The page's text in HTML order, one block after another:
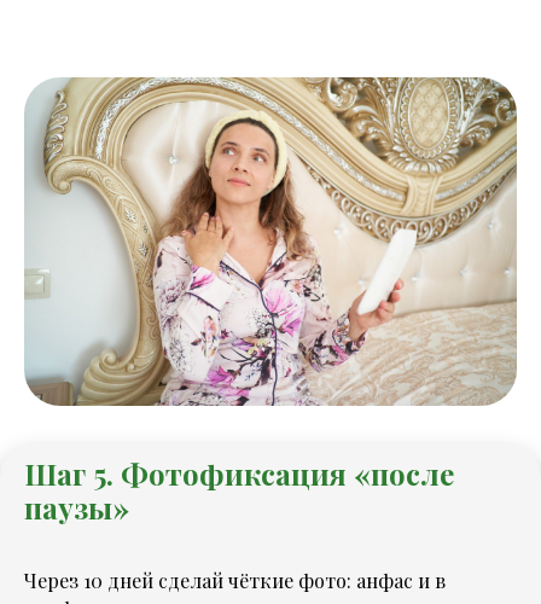
Шаг 5. Фотофиксация «после
паузы»
Через 10 дней сделай чёткие фото: анфас и в